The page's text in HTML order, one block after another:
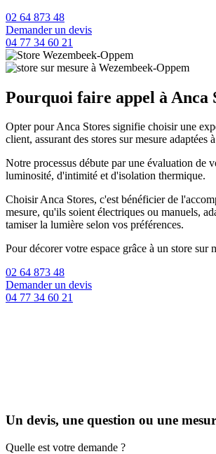
02 64 873 48
Demander un devis
04 77 34 60 21
Pourquoi faire appel à Anca
Opter pour Anca Stores signifie choisir une
client, assurant des stores sur mesure
Notre processus débute par une évaluation de
luminosité, d'intimité et d'isolation thermique.
Choisir Anca Stores, c'est bénéficier de
mesure, qu'ils soient électriques ou manuels,
tamiser la lumière selon vos préférences.
Pour décorer votre espace grâce à un store
02 64 873 48
Demander un devis
04 77 34 60 21
Un devis, une question ou une
Quelle est votre demande ?